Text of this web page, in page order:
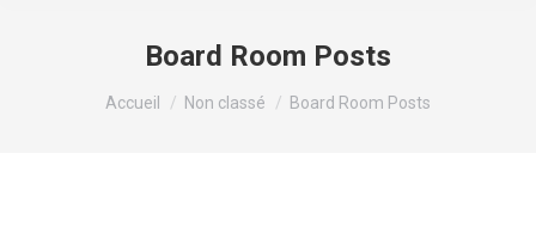
Board Room Posts
Vous êtes ici :
Accueil Non classé Board Room Posts